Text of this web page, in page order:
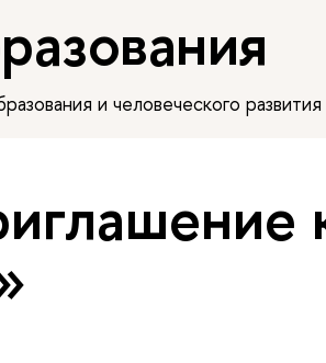
и человеческого развития